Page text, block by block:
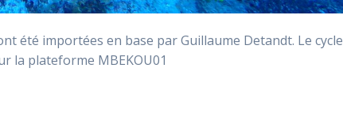
été importées en base par Guillaume Detandt. Le cycle
la plateforme MBEKOU01